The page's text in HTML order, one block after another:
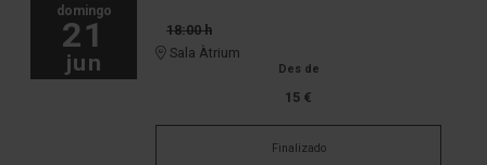
domingo
21
jun
18:00 h
Sala Àtrium
Des de
15 €
Finalizado